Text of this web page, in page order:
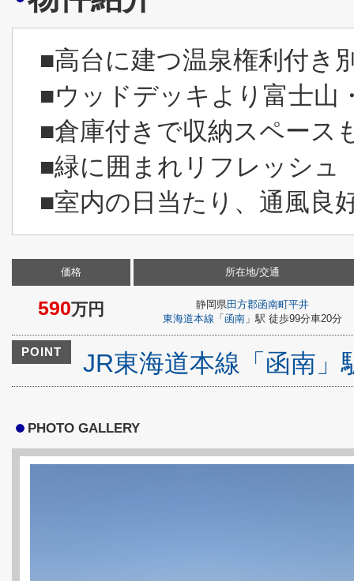
■高台に建つ温泉権利付き
■ウッドデッキより富士山
■倉庫付きで収納スペース
■緑に囲まれリフレッシュ
■室内の日当たり、通風良
価格
590万円
所在地/交通
静岡県田方郡函南町平井
東海道本線 「 函南」駅 徒歩99分車20分
POINT JR東海道本線「函南
PHOTO GALLERY